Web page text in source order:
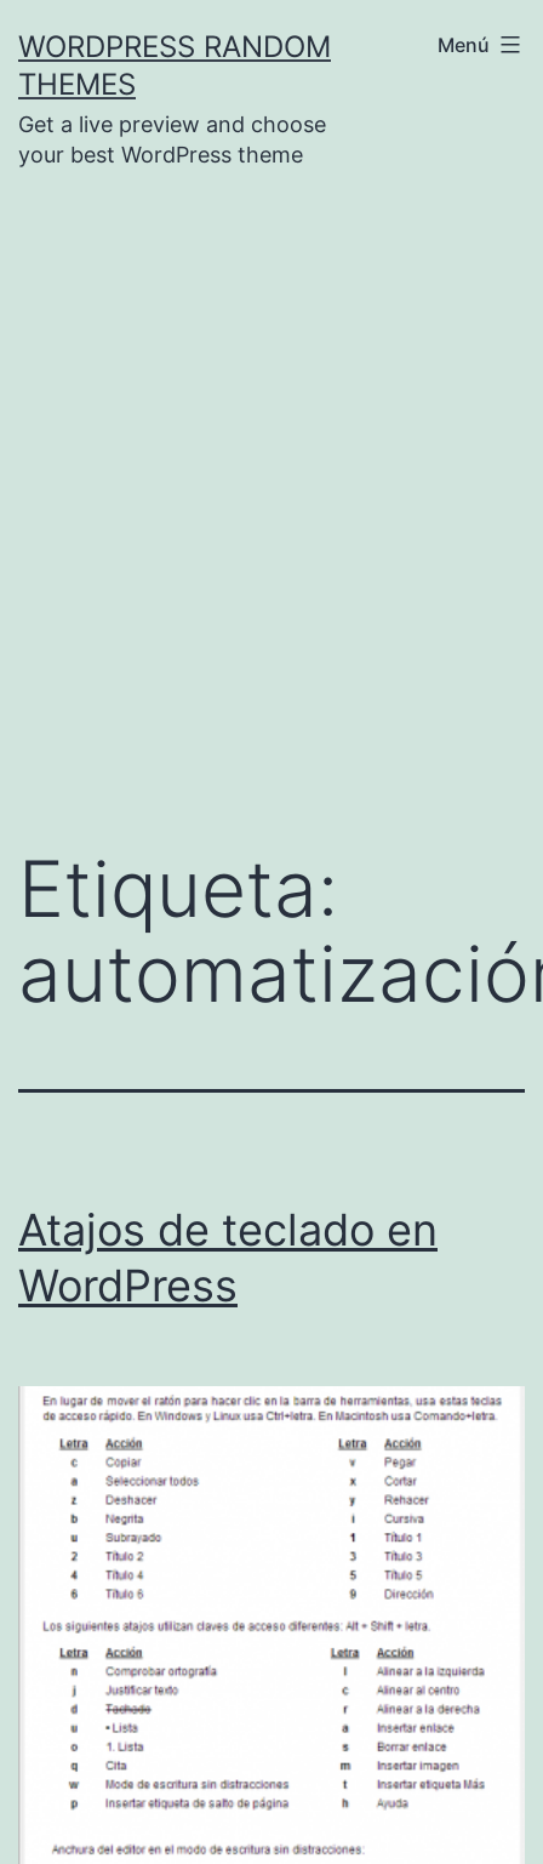
contenido
WORDPRESS RANDOM
THEMES
Get a live preview and choose
your best WordPress theme
Menú
Etiqueta:
Atajos de teclado en
WordPress